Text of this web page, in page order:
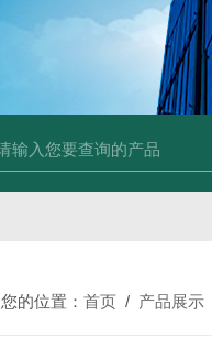
LNG-1200真空钨丝炉
您的位置： 首页 / 产品展示